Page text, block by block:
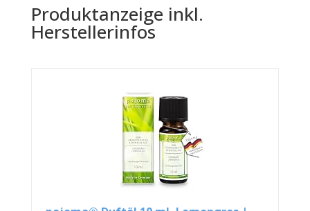
Produktanzeige inkl.
Herstellerinfos